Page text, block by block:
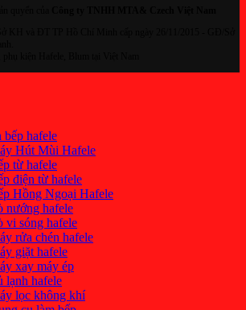
bếp hafele
Hút Mùi Hafele
từ hafele
điện từ hafele
Hồng Ngoại Hafele
nướng hafele
vi sóng hafele
rửa chén hafele
giặt hafele
xay máy ép
lạnh hafele
lọc không khí